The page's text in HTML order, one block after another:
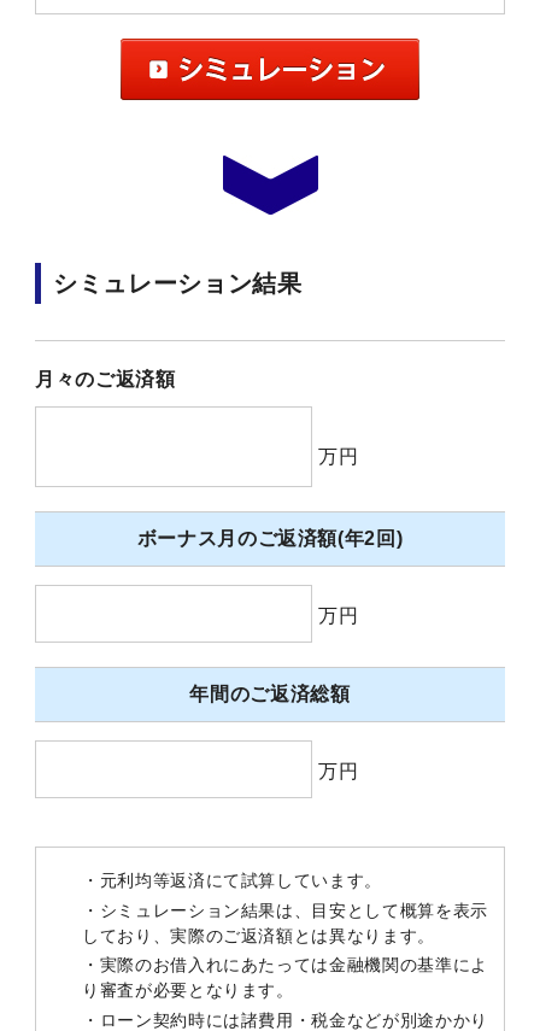
シミュレーション結果
月々のご返済額
万円
ボーナス月のご返済額(年2回)
万円
年間のご返済総額
万円
・元利均等返済にて試算しています。
・シミュレーション結果は、目安として概算を表示
しており、実際のご返済額とは異なります。
・実際のお借入れにあたっては金融機関の基準によ
り審査が必要となります。
・ローン契約時には諸費用・税金などが別途かかり